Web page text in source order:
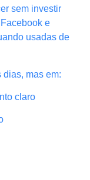
sem investir
e
usadas de
dias, mas em:
claro